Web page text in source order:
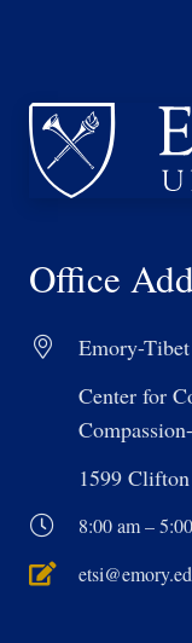
Office
Emory-
Center for
1599
8:00 am –